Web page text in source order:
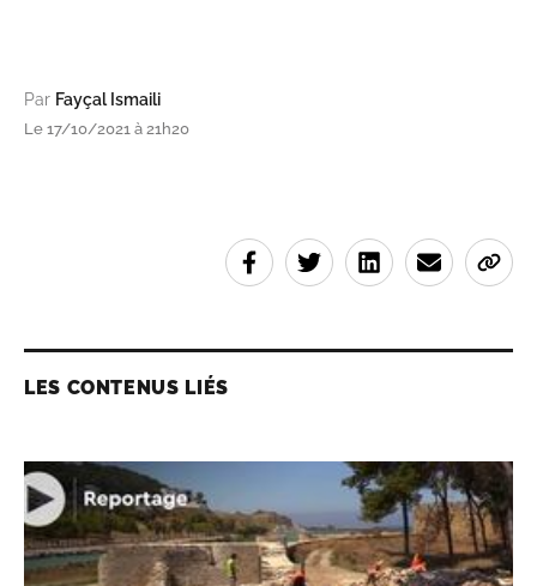
Par Fayçal Ismaili
Le 17/10/2021 à 21h20
LES CONTENUS LIÉS